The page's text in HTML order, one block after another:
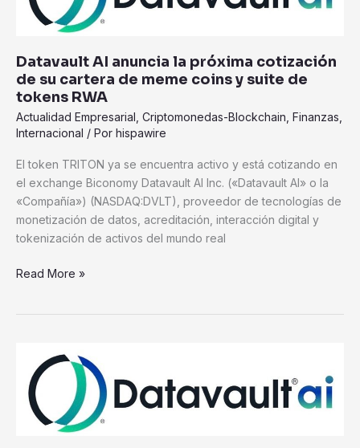
Datavault AI anuncia la próxima cotización
de su cartera de meme coins y suite de
tokens RWA
Actualidad Empresarial Criptomonedas-Blockchain Finanzas
Internacional / Por hispawire
El token TRITON ya se encuentra activo y está cotizando en
el exchange Biconomy Datavault AI Inc. («Datavault AI» o la
«Compañía») (NASDAQ:DVLT), proveedor de tecnologías de
monetización de datos, acreditación, interacción digital y
tokenización de activos del mundo real
próxima
de
su
cartera
de
meme
y
suite
de
tokens
RWA
Read More »
Datavault
Coppercore